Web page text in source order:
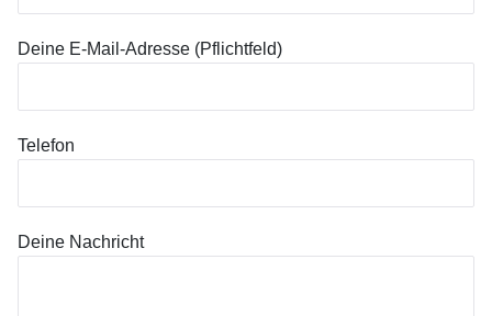
Deine E-Mail-Adresse (Pflichtfeld)
Telefon
Deine Nachricht